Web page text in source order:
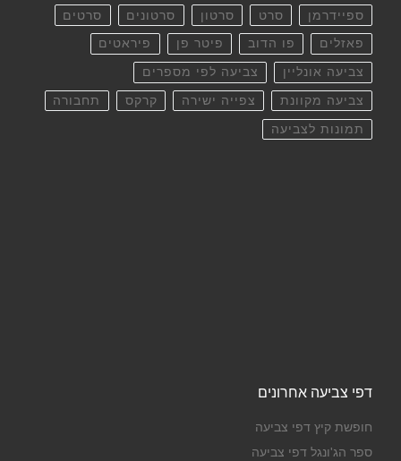
ספיידרמן סרט סרטון סרטונים סרטים
פאזלים פו הדוב פיטר פן פיראטים
צביעה אונליין צביעה לפי מספרים
צביעה מקוונת צפייה ישירה קרקס תחבורה
תמונות לצביעה
דפי צביעה אחרונים
חופשת קיץ דפי צביעה
ספר הג'ונגל דפי צביעה